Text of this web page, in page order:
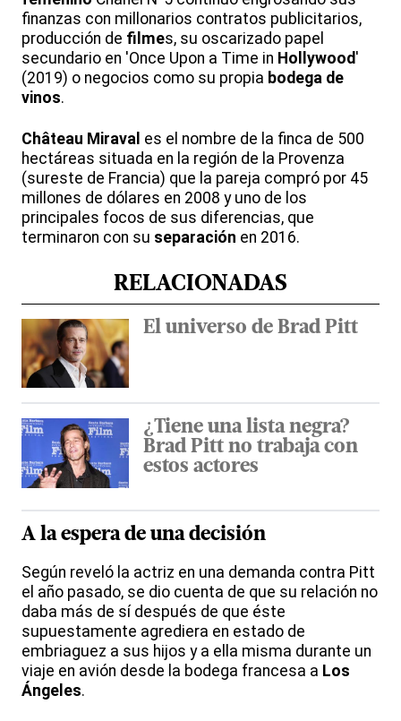
finanzas con millonarios contratos publicitarios,
producción de filmes, su oscarizado papel
secundario en 'Once Upon a Time in Hollywood'
(2019) o negocios como su propia bodega de
vinos.
Château Miraval es el nombre de la finca de 500
hectáreas situada en la región de la Provenza
(sureste de Francia) que la pareja compró por 45
millones de dólares en 2008 y uno de los
principales focos de sus diferencias, que
terminaron con su separación en 2016.
RELACIONADAS
El universo de Brad Pitt
¿Tiene una lista negra?
Brad Pitt no trabaja con
estos actores
A la espera de una decisión
Según reveló la actriz en una demanda contra Pitt
el año pasado, se dio cuenta de que su relación no
daba más de sí después de que éste
supuestamente agrediera en estado de
embriaguez a sus hijos y a ella misma durante un
viaje en avión desde la bodega francesa a Los
Ángeles.